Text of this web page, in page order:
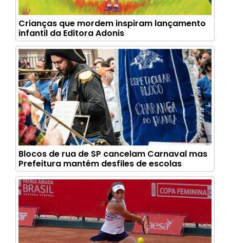
Crianças que mordem inspiram lançamento
infantil da Editora Adonis
Blocos de rua de SP cancelam Carnaval mas
Prefeitura mantém desfiles de escolas